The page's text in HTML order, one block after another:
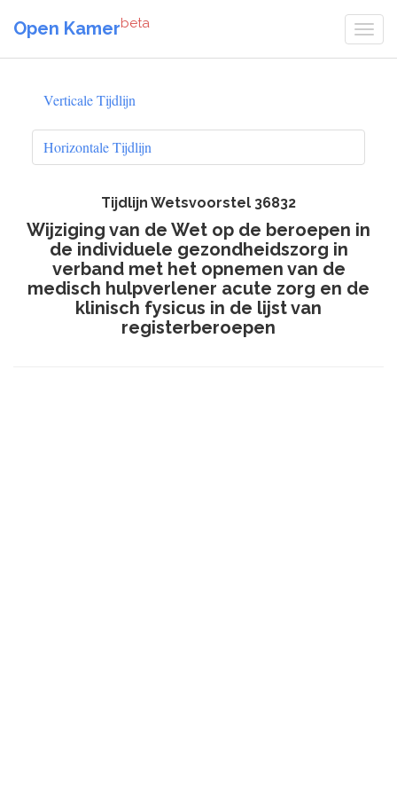
Open Kamerbeta
Verticale Tijdlijn
Horizontale Tijdlijn
Tijdlijn Wetsvoorstel 36832
Wijziging van de Wet op de beroepen in
de individuele gezondheidszorg in
verband met het opnemen van de
medisch hulpverlener acute zorg en de
klinisch fysicus in de lijst van
registerberoepen